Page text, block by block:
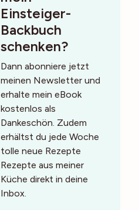
Einsteiger-
Backbuch
schenken?
Dann abonniere jetzt
meinen Newsletter und
erhalte mein eBook
kostenlos als
Dankeschön. Zudem
erhältst du jede Woche
tolle neue Rezepte
Rezepte aus meiner
Küche direkt in deine
Inbox.